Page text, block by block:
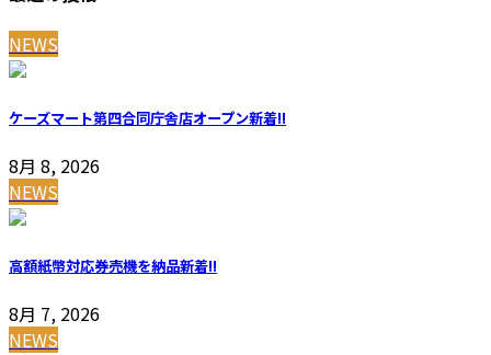
NEWS
ケーズマート第四合同庁舎店オープン新着!!
8月 8, 2026
NEWS
高額紙幣対応券売機を納品新着!!
8月 7, 2026
NEWS